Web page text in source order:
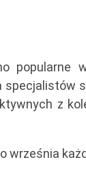
popularne
specjalistów
z
września